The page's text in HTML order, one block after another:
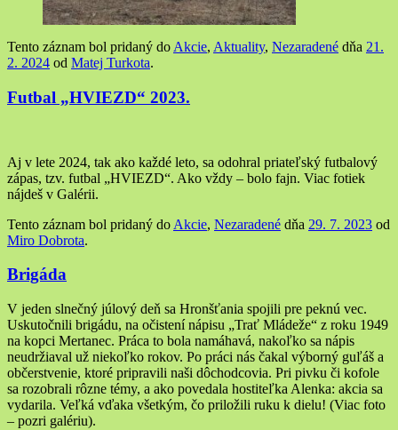
Tento záznam bol pridaný do Akcie, Aktuality, Nezaradené dňa 21.
2. 2024 od Matej Turkota.
Futbal „HVIEZD“ 2023.
Aj v lete 2024, tak ako každé leto, sa odohral priateľský futbalový
zápas, tzv. futbal „HVIEZD“. Ako vždy – bolo fajn. Viac fotiek
nájdeš v Galérii.
Tento záznam bol pridaný do Akcie, Nezaradené dňa 29. 7. 2023 od
Miro Dobrota.
Brigáda
V jeden slnečný júlový deň sa Hronšťania spojili pre peknú vec.
Uskutočnili brigádu, na očistení nápisu „Trať Mládeže“ z roku 1949
na kopci Mertanec. Práca to bola namáhavá, nakoľko sa nápis
neudržiaval už niekoľko rokov. Po práci nás čakal výborný guľáš a
občerstvenie, ktoré pripravili naši dôchodcovia. Pri pivku či kofole
sa rozobrali rôzne témy, a ako povedala hostiteľka Alenka: akcia sa
vydarila. Veľká vďaka všetkým, čo priložili ruku k dielu! (Viac foto
– pozri galériu).